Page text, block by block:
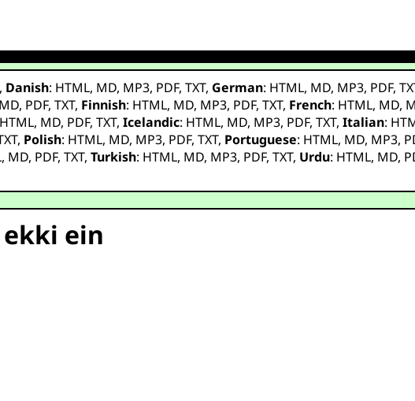
, Danish: HTML, MD, MP3, PDF,TXT, German: HTML, MD, MP3, PDF,
MD, PDF,TXT, Finnish: HTML, MD, MP3, PDF,TXT, French: HTML, MD,
HTML, MD, PDF,TXT,Icelandic: HTML, MD, MP3, PDF,TXT,Italian:
, Polish: HTML, MD, MP3, PDF,TXT, Portuguese: HTML, MD, MP3,
, MD, PDF,TXT,Turkish: HTML, MD, MP3, PDF,TXT, Urdu: HTML, MD,
ein